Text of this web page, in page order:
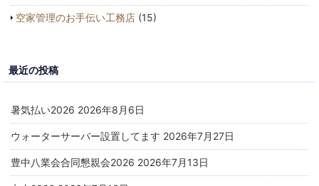
空家管理のお手伝い工務店 (15)
最近の投稿
暑気払い2026 2026年8月6日
ウォーターサーバー設置してます 2026年7月27日
豊中八業会合同懇親会2026 2026年7月13日